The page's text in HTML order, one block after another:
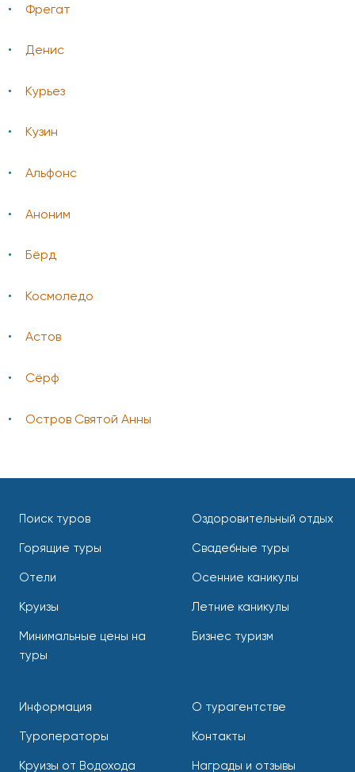
Фрегат
Денис
Курьез
Кузин
Альфонс
Аноним
Бёрд
Космоледо
Астов
Сёрф
Остров Святой Анны
Поиск туров
Горящие туры
Отели
Круизы
Минимальные цены на
туры
Оздоровительный отдых
Свадебные туры
Осенние каникулы
Летние каникулы
Бизнес туризм
Информация
Туроператоры
Круизы от Водохода
О турагентстве
Контакты
Награды и отзывы